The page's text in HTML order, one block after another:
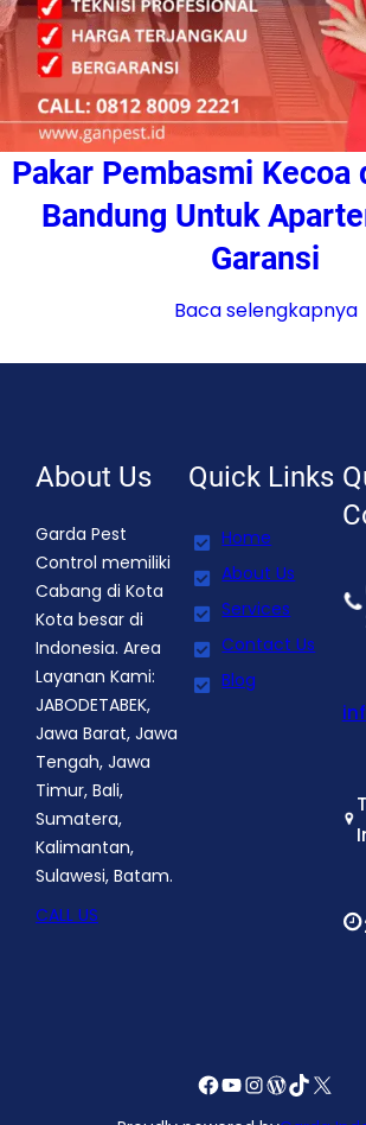
Pakar Pembasmi Kecoa
Bandung Untuk
Garansi
Baca selengkapnya
About Us
Garda Pest
Control memiliki
Cabang di Kota
Kota besar di
Indonesia. Area
Layanan Kami:
JABODETABEK,
Jawa Barat, Jawa
Tengah, Jawa
Timur, Bali,
Sumatera,
Kalimantan,
Sulawesi, Batam.
CALL US
Quick Links
Home
About Us
Services
Contact Us
Blog
Facebook
YouTube
Instagram
WordPress
TikTok
X